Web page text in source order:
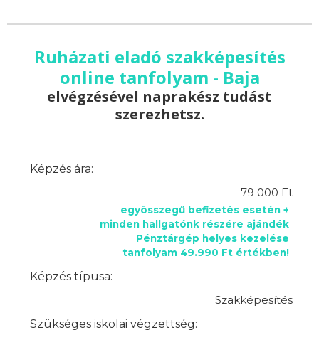
Ruházati eladó szakképesítés
online tanfolyam - Baja
elvégzésével naprakész tudást
szerezhetsz.
Képzés ára:
79 000 Ft
egyösszegű befizetés esetén +
minden hallgatónk részére ajándék
Pénztárgép helyes kezelése
tanfolyam 49.990 Ft értékben!
Képzés típusa:
Szakképesítés
Szükséges iskolai végzettség: